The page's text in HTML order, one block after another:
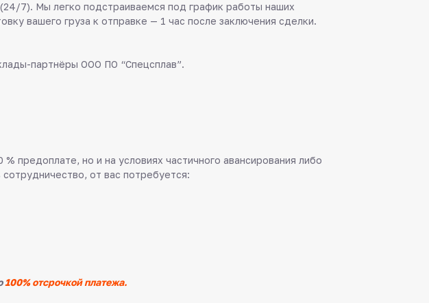
7). Мы легко подстраиваемся под график работы наших
вашего груза к отправке — 1 час после заключения сделки.
партнёры ООО ПО “Спецсплав”.
предоплате, но и на условиях частичного авансирования либо
от вас потребуется:
100% отсрочкой платежа.